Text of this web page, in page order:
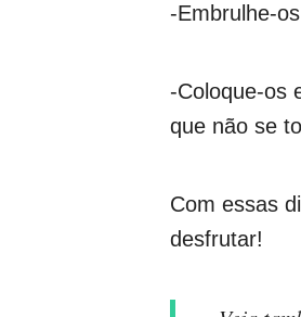
-Embrulhe-
-Coloque-os
que não se
Com essas
desfrutar!